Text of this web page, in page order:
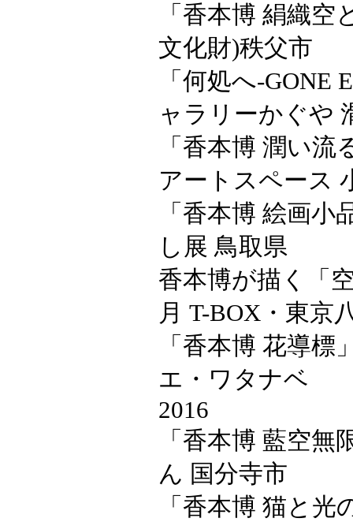
「香本博 絹織
文化財)秩父市
「何処へ-GONE
ャラリーかぐや
「香本博 潤い
アートスペース
「香本博 絵画
し展 鳥取県
香本博が描く「
月 T-BOX・東京
「香本博 花導標
エ・ワタナベ
2016
「香本博 藍空
ん 国分寺市
「香本博 猫と